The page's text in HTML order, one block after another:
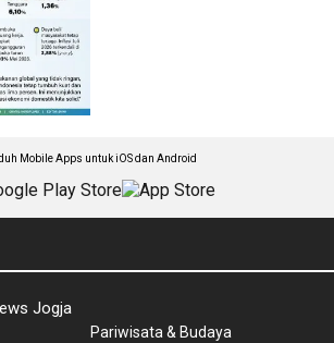
Mobile Apps untuk iOS dan Android
Jogja
Pariwisata & Budaya